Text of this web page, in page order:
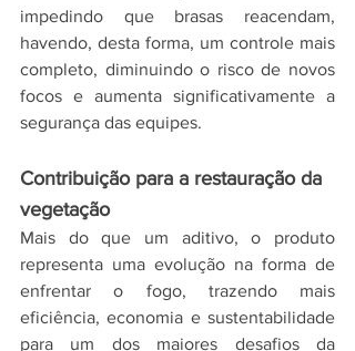
impedindo que brasas reacendam,
havendo, desta forma, um controle mais
completo, diminuindo o risco de novos
focos e aumenta significativamente a
segurança das equipes.
Contribuição para a restauração da
vegetação
Mais do que um aditivo, o produto
representa uma evolução na forma de
enfrentar o fogo, trazendo mais
eficiência, economia e sustentabilidade
para um dos maiores desafios da